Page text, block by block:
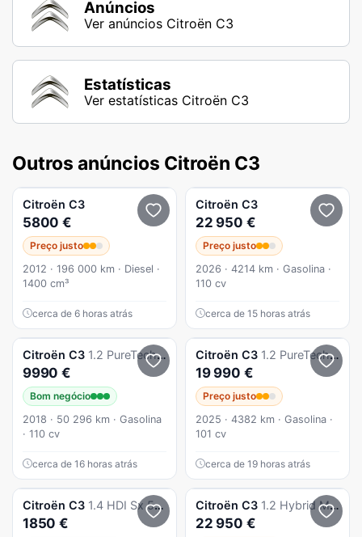
Anúncios
Ver anúncios Citroën C3
Estatísticas
Ver estatísticas Citroën C3
Outros anúncios Citroën C3
Citroën C3
5800 €
Preço justo
2012 · 196 000 km · Diesel ·
1400 cm³
cerca de 6 horas atrás
Citroën C3
22 950 €
Preço justo
2026 · 4214 km · Gasolina ·
110 cv
cerca de 15 horas atrás
Citroën C3 1.2 PureTech Shine
9990 €
Bom negócio
2018 · 50 296 km · Gasolina
· 110 cv
cerca de 16 horas atrás
Citroën C3 1.2 PureTech Plus
19 990 €
Preço justo
2025 · 4382 km · Gasolina ·
101 cv
cerca de 19 horas atrás
Citroën C3 1.4 HDI Sx 5Lugares
1850 €
Citroën C3 1.2 Hybrid Max e-DSC6
22 950 €